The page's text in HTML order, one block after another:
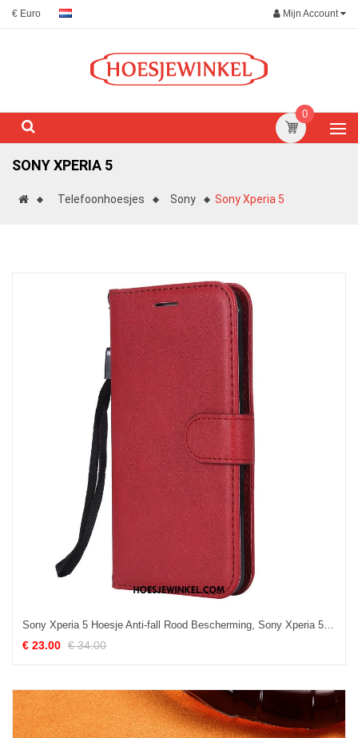
€ Euro Mijn Account
0
SONY XPERIA 5
Telefoonhoesjes Sony Sony Xperia 5
Sony Xperia 5 Hoesje Anti-fall Rood Bescherming, Sony Xperia 5 Hoesje Zacht Leren Etui
€ 23.00 € 34.00